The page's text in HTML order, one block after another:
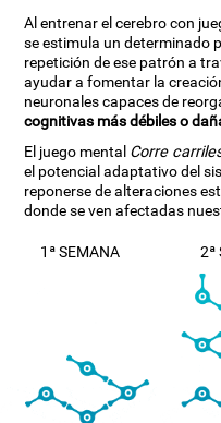
Al entrenar el cerebro con
se estimula un determinado
repetición de ese patrón a
ayudar a fomentar la
neuronales capaces de
cognitivas más débiles o
El juego mental Corre
el potencial adaptativo del
reponerse de alteraciones
donde se ven afectadas
1ª SEMANA 2ª